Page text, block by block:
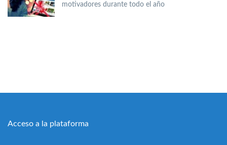
motivadores durante todo el año
Acceso a la plataforma